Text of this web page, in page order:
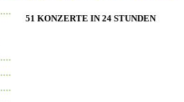
51 KONZERTE IN 24 STUNDEN